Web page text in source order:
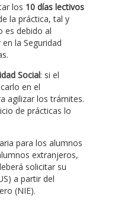
los 10 días lectivos
la práctica, tal y
es debido al
la Seguridad
Social: si el
en el
agilizar los trámites.
de prácticas lo
para los alumnos
extranjeros,
solicitar su
a partir del
(NIE).